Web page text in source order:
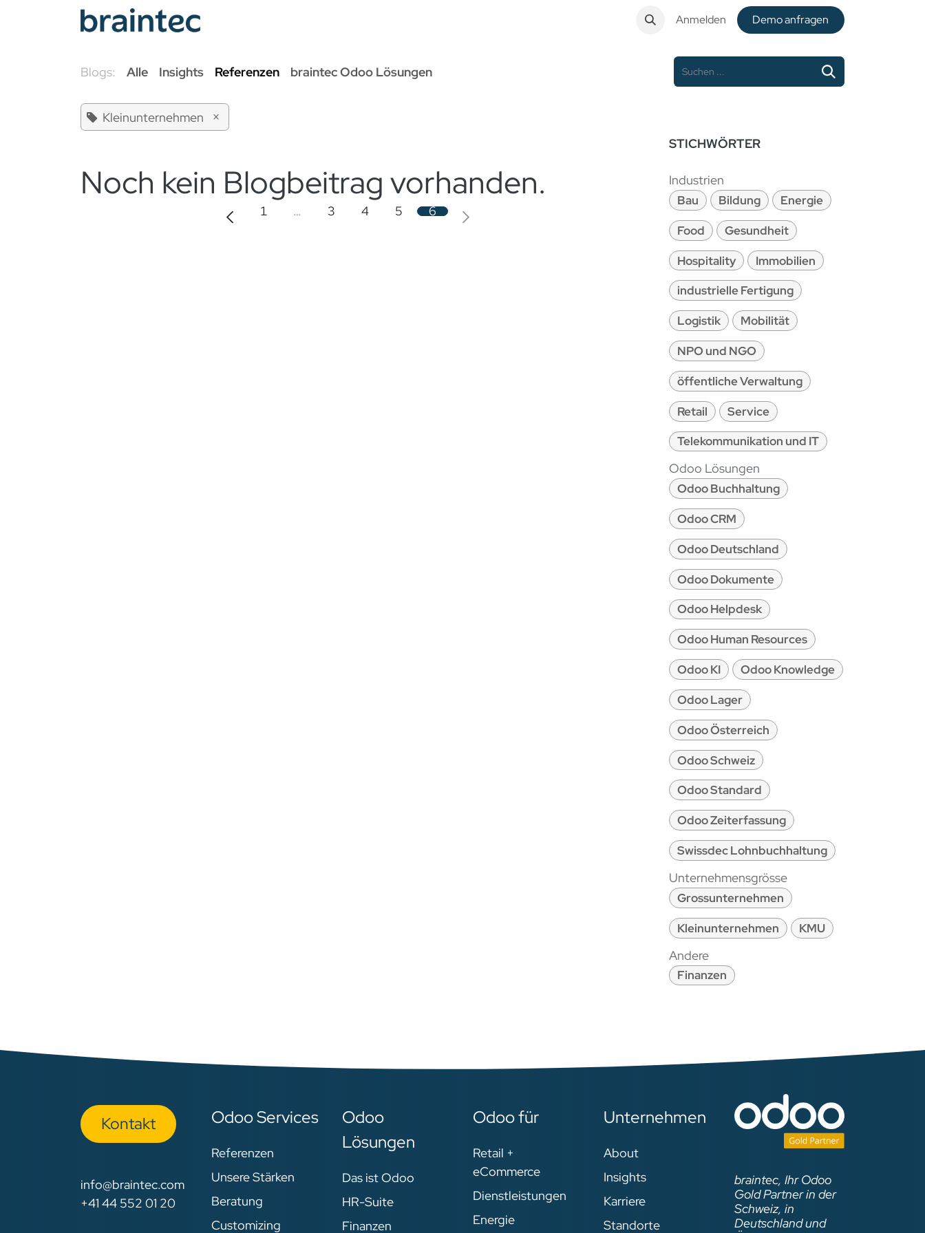
Zum Inhalt springen
Anmelden De​​mo anfragen
Blogs: Alle Insights Referenzen braintec Odoo Lösungen
Kleinunternehmen ×
Noch kein Blogbeitrag vorhanden.
1 … 3 4 5 6
STICHWÖRTER
Industrien
Bau Bildung
Energie
Food
Gesundheit
Hospitality
Immobilien
industrielle Fertigung
Logistik
Mobilität
NPO und NGO
öffentliche Verwaltung
Retail
Service
Telekommunikation und IT
Odoo Lösungen
Odoo Buchhaltung
Odoo CRM
Odoo Deutschland
Odoo Dokumente
Odoo Helpdesk
Odoo Human Resources
Odoo KI
Odoo Knowledge
Odoo Lager
Odoo Österreich
Odoo Schweiz
Odoo Standard
Odoo Zeiterfassung
Swissdec Lohnbuchhaltung
Unternehmensgrösse
Grossunternehmen
Kleinunternehmen
KMU
Andere
Finanzen
Kon​​​​​​ta​​kt
info@braintec.com
+41 44 552 01 20
Odoo Services
Referenzen
Unsere Stärken
Beratung
Customizing
Odoo
Lösungen
Das ist Odoo
HR-Suite
Finanzen
Odoo für
Retail +
eCommerce
Dienstleistungen
Energie
Unternehmen
About
Insights
Karriere
Standorte
braintec, Ihr Odoo
Gold Partner in der
Schweiz, in
Deutschland und